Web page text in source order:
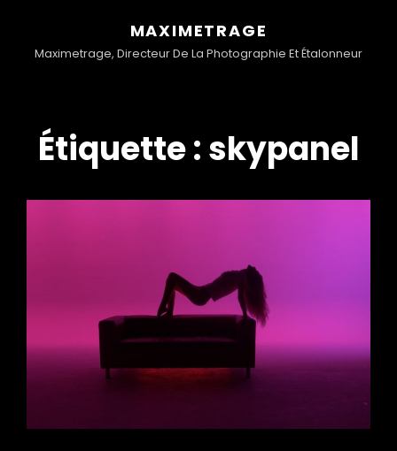
MAXIMETRAGE
Maximetrage, Directeur De La Photographie Et Étalonneur
Étiquette :skypanel